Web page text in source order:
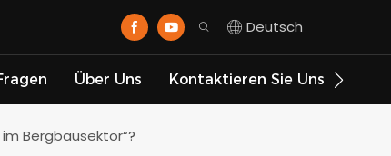
Deutsch
Über Uns Kontaktieren Sie Uns
Bergbausektor“?